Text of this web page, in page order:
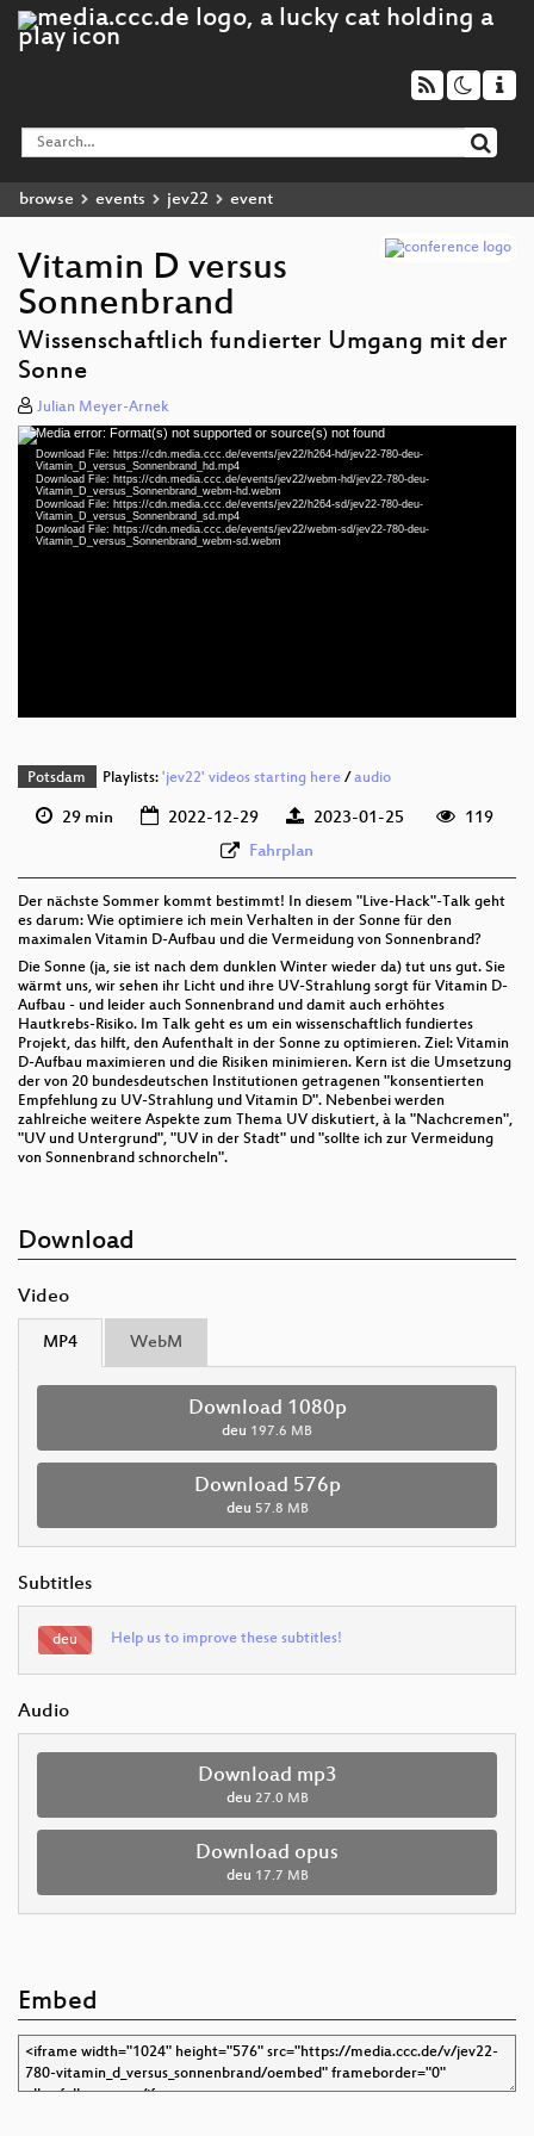
browse events jev22 event
Vitamin D versus
Sonnenbrand
Wissenschaftlich fundierter Umgang mit der
Sonne
Julian Meyer-Arnek
Video
Player
Media error: Format(s) not supported or source(s) not found
Download File: https://cdn.media.ccc.de/events/jev22/h264-hd/jev22-780-deu-
Vitamin_D_versus_Sonnenbrand_hd.mp4
Download File: https://cdn.media.ccc.de/events/jev22/webm-hd/jev22-780-deu-
Vitamin_D_versus_Sonnenbrand_webm-hd.webm
Download File: https://cdn.media.ccc.de/events/jev22/h264-sd/jev22-780-deu-
Vitamin_D_versus_Sonnenbrand_sd.mp4
Download File: https://cdn.media.ccc.de/events/jev22/webm-sd/jev22-780-deu-
Vitamin_D_versus_Sonnenbrand_webm-sd.webm
Potsdam Playlists: 'jev22' videos starting here/audio
29 min 2022-12-29 2023-01-25
119
Fahrplan
Der nächste Sommer kommt bestimmt! In diesem "Live-Hack"-Talk geht
es darum: Wie optimiere ich mein Verhalten in der Sonne für den
maximalen Vitamin D-Aufbau und die Vermeidung von Sonnenbrand?
Die Sonne (ja, sie ist nach dem dunklen Winter wieder da) tut uns gut. Sie
wärmt uns, wir sehen ihr Licht und ihre UV-Strahlung sorgt für Vitamin D-
Aufbau - und leider auch Sonnenbrand und damit auch erhöhtes
Hautkrebs-Risiko. Im Talk geht es um ein wissenschaftlich fundiertes
Projekt, das hilft, den Aufenthalt in der Sonne zu optimieren. Ziel: Vitamin
D-Aufbau maximieren und die Risiken minimieren. Kern ist die Umsetzung
der von 20 bundesdeutschen Institutionen getragenen "konsentierten
Empfehlung zu UV-Strahlung und Vitamin D". Nebenbei werden
zahlreiche weitere Aspekte zum Thema UV diskutiert, à la "Nachcremen",
"UV und Untergrund", "UV in der Stadt" und "sollte ich zur Vermeidung
von Sonnenbrand schnorcheln".
Download
Video
MP4 WebM
Download 1080p
deu 197.6 MB
Download 576p
deu 57.8 MB
Subtitles
deu Help us to improve these subtitles!
Audio
Download mp3
deu 27.0 MB
Download opus
deu 17.7 MB
Embed